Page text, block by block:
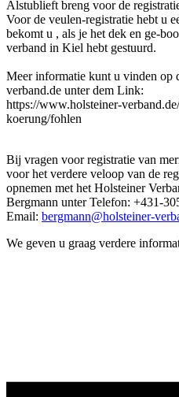
Alstublieft breng voor de
Voor de veulen-registratie hebt u
bekomt u , als je het dek en ge-
verband in Kiel hebt gestuurd.
Meer informatie kunt u vinden op
verband.de unter dem Link:
https://www.holsteiner-
koerung/fohlen
Bij vragen voor registratie van
voor het verdere veloop van de
opnemen met het Holsteiner
Bergmann unter Telefon: +431-
Email: bergmann@holsteiner-
We geven u graag verdere